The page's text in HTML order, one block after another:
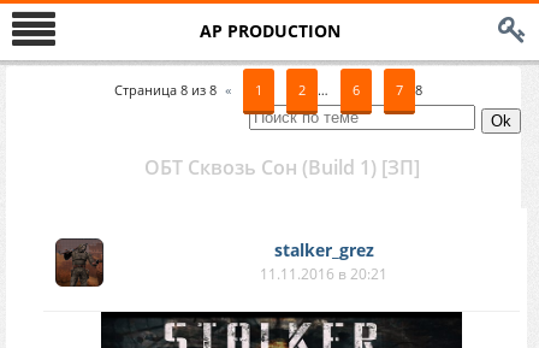
AP PRODUCTION
Страница 8из 8 « 1 2 … 6 7 8
ОБТ Сквозь Сон (Build 1) [ЗП]
stalker_grez
11.11.2016 в 20:21